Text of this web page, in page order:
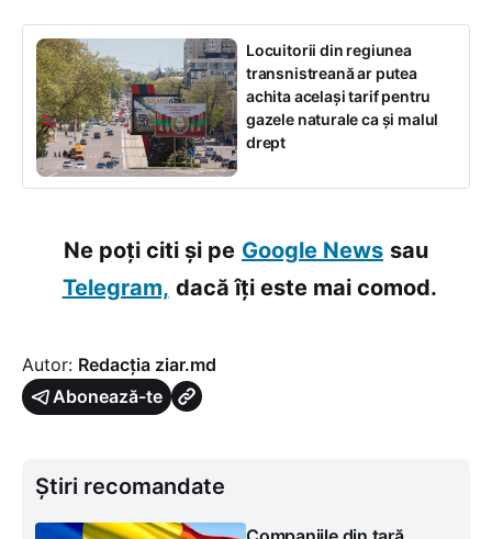
Locuitorii din regiunea
transnistreană ar putea
achita același tarif pentru
gazele naturale ca și malul
drept
Ne poți citi și pe Google News sau
Telegram, dacă îți este mai comod.
Autor: Redacția ziar.md
Abonează-te
Știri recomandate